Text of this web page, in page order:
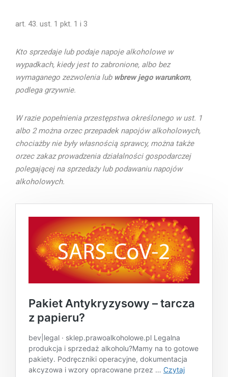
art. 43. ust. 1 pkt. 1 i 3
Kto sprzedaje lub podaje napoje alkoholowe w
wypadkach, kiedy jest to zabronione, albo bez
wymaganego zezwolenia lub wbrew jego warunkom,
podlega grzywnie.
W razie popełnienia przestępstwa określonego w ust. 1
albo 2 można orzec przepadek napojów alkoholowych,
chociażby nie były własnością sprawcy, można także
orzec zakaz prowadzenia działalności gospodarczej
polegającej na sprzedaży lub podawaniu napojów
alkoholowych.